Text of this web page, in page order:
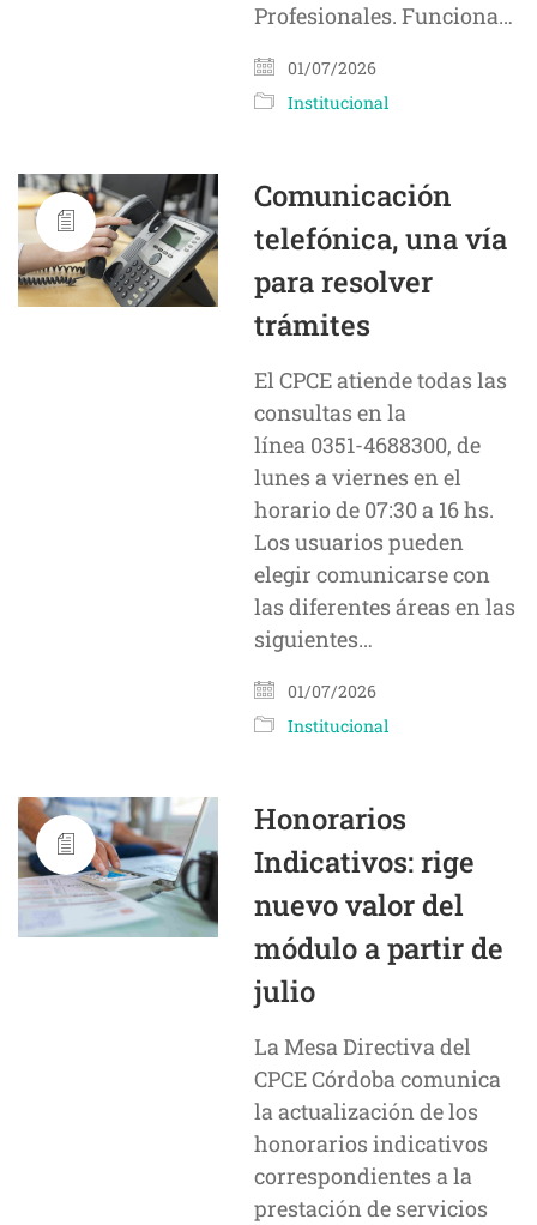
Profesionales. Funciona…
01/07/2026
Institucional
Comunicación
telefónica, una vía
para resolver
trámites
El CPCE atiende todas las
consultas en la
línea 0351-4688300, de
lunes a viernes en el
horario de 07:30 a 16 hs.
Los usuarios pueden
elegir comunicarse con
las diferentes áreas en las
siguientes…
01/07/2026
Institucional
Honorarios
Indicativos: rige
nuevo valor del
módulo a partir de
julio
La Mesa Directiva del
CPCE Córdoba comunica
la actualización de los
honorarios indicativos
correspondientes a la
prestación de servicios